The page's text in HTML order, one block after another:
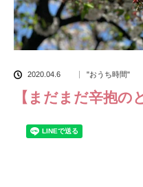
2020.04.6 "おうち時間"
【まだまだ辛抱の